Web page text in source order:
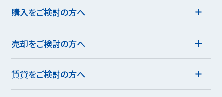
購入をご検討の方へ
売却をご検討の方へ
賃貸をご検討の方へ